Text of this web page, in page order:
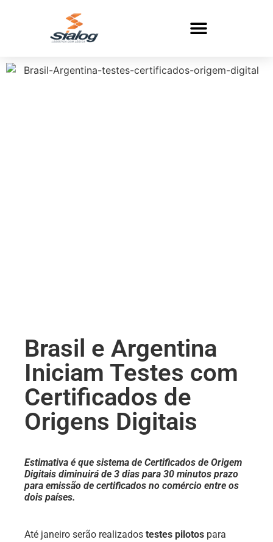
Brasil e Argentina
Iniciam Testes com
Certificados de
Origens Digitais
Estimativa é que sistema de Certificados de Origem
Digitais diminuirá de 3 dias para 30 minutos prazo
para emissão de certificados no comércio entre os
dois países.
Até janeiro serão realizados testes pilotos para